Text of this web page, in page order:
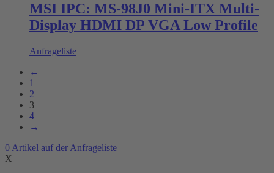
MSI IPC: MS-98J0 Mini-ITX Multi-
Display HDMI DP VGA Low Profile
Anfrageliste
←
1
2
3
4
→
0 Artikel auf der Anfrageliste
X